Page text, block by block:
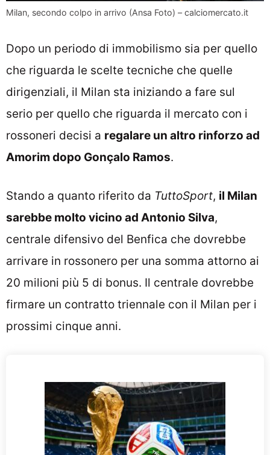
Milan, secondo colpo in arrivo (Ansa Foto) – calciomercato.it
Dopo un periodo di immobilismo sia per quello
che riguarda le scelte tecniche che quelle
dirigenziali, il Milan sta iniziando a fare sul
serio per quello che riguarda il mercato con i
rossoneri decisi a regalare un altro rinforzo ad
Amorim dopo Gonçalo Ramos.
Stando a quanto riferito da TuttoSport, il Milan
sarebbe molto vicino ad Antonio Silva,
centrale difensivo del Benfica che dovrebbe
arrivare in rossonero per una somma attorno ai
20 milioni più 5 di bonus. Il centrale dovrebbe
firmare un contratto triennale con il Milan per i
prossimi cinque anni.